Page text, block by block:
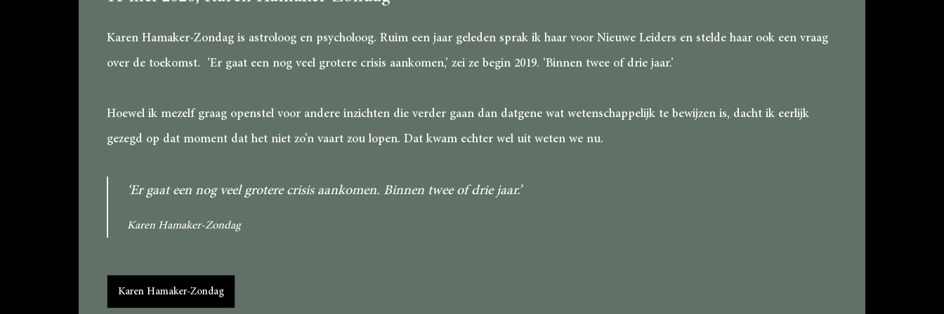
Karen Hamaker-Zondag is astroloog en psycholoog. Ruim een jaar geleden sprak ik haar voor Nieuwe Leiders en stelde haar ook een vraag
over de toekomst. ‘Er gaat een nog veel grotere crisis aankomen,’ zei ze begin 2019. ‘Binnen twee of drie jaar.’
Hoewel ik mezelf graag openstel voor andere inzichten die verder gaan dan datgene wat wetenschappelijk te bewijzen is, dacht ik eerlijk
gezegd op dat moment dat het niet zo’n vaart zou lopen. Dat kwam echter wel uit weten we nu.
‘Er gaat een nog veel grotere crisis aankomen. Binnen twee of drie jaar.’
Karen Hamaker-Zondag
Categorieën
Karen Hamaker-Zondag